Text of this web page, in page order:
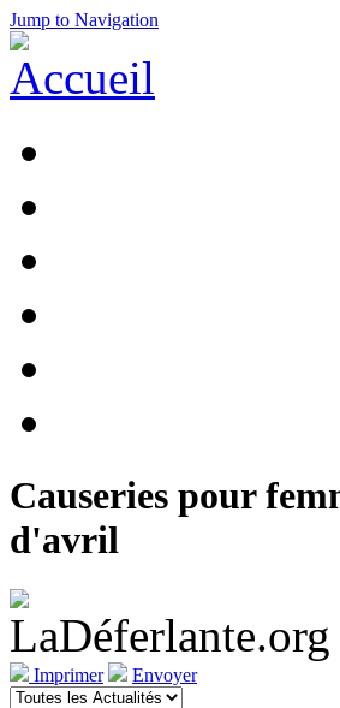
Jump to Navigation
Causeries pour
d'avril
Imprimer Envoyer